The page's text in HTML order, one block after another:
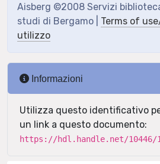
Aisberg ©2008 Servizi
studi di Bergamo | Terms of
utilizzo
Informazioni
Utilizza questo identificativo
un link a questo documento:
https://hdl.handle.net/10446/